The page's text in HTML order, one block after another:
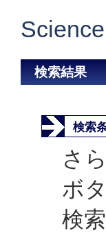
検索結果
検索
さ
ボ
検